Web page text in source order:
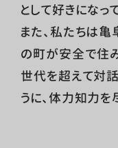
として好きになっ
また、私たちは亀
の町が安全で住
世代を超えて対
うに、体力知力を